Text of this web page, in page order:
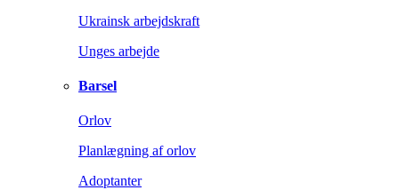
Ukrainsk arbejdskraft
Unges arbejde
Barsel
Orlov
Planlægning af orlov
Adoptanter